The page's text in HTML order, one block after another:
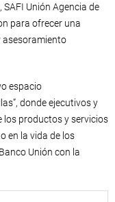
SAFI Unión Agencia de
para ofrecer una
asesoramiento
espacio
donde ejecutivos y
los productos y servicios
en la vida de los
Unión con la